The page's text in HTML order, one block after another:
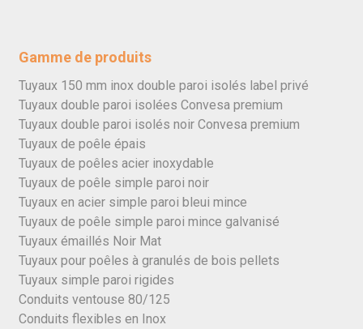
Gamme de produits
Tuyaux 150 mm inox double paroi isolés label privé
Tuyaux double paroi isolées Convesa premium
Tuyaux double paroi isolés noir Convesa premium
Tuyaux de poêle épais
Tuyaux de poêles acier inoxydable
Tuyaux de poêle simple paroi noir
Tuyaux en acier simple paroi bleui mince
Tuyaux de poêle simple paroi mince galvanisé
Tuyaux émaillés Noir Mat
Tuyaux pour poêles à granulés de bois pellets
Tuyaux simple paroi rigides
Conduits ventouse 80/125
Conduits flexibles en Inox